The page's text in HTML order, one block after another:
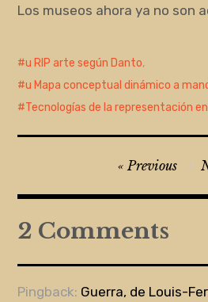
Los museos ahora ya no son
u RIP arte según Danto,
u Mapa conceptual dinámico a
Tecnologías de la representación
Navegación
de
entradas
Previous
2 Comments
Pingback: Guerra, de Louis-